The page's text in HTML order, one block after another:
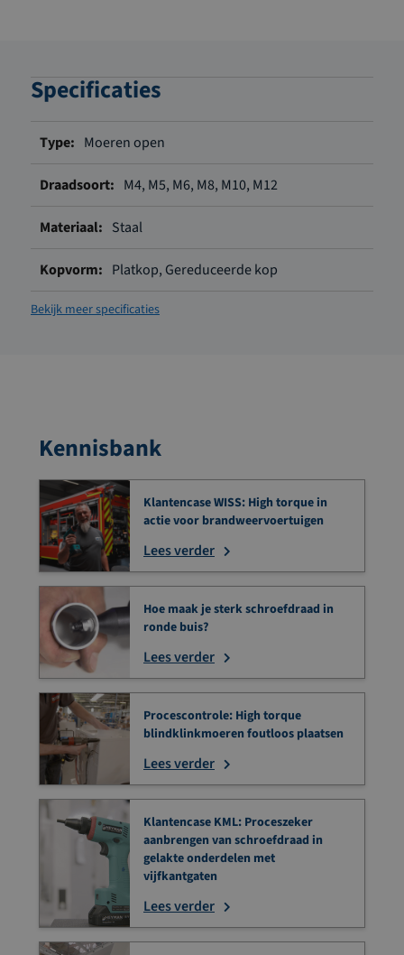
Specificaties
informatieMoeren open
M4, M5, M6, M8, M10, M12
Staal
Platkop, Gereduceerde kop
Bekijk meer specificaties
Kennisbank
Klantencase WISS: High torque in
actie voor brandweervoertuigen
Lees verder
Hoe maak je sterk schroefdraad in
ronde buis?
Lees verder
Procescontrole: High torque
blindklinkmoeren foutloos plaatsen
Lees verder
Klantencase KML: Proceszeker
aanbrengen van schroefdraad in
gelakte onderdelen met
vijfkantgaten
Lees verder